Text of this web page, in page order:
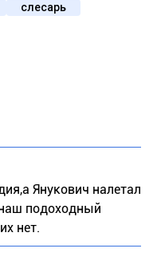
слесарь
Янукович налетал
подоходный
нет.